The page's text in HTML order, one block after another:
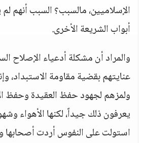
الإسلاميين، مالسبب؟ السبب أنهم
أبواب الشريعة الأخرى.
والمراد أن مشكلة أدعياء الإصلاح
عنايتهم بقضية مقاومة الاستبداد،
ولمزهم لجهود حفظ العقيدة وحفظ
يعرفون ذلك جيداً، لكنها الأهواء
استولت على النفوس أردت